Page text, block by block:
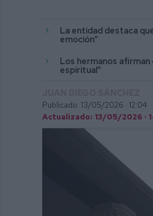
La entidad destaca
emoción”
Los hermanos
espiritual”
Publicado: 13/05/2026 · 12:04
Actualizado: 13/05/2026 ·